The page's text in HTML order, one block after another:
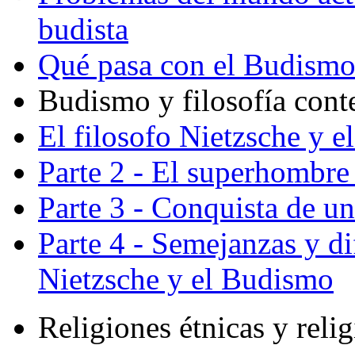
budista
Qué pasa con el
Budismo y filosofía
El filosofo Nietzsche y
Parte 2 - El
Parte 3 - Conquista de
Parte 4 - Semejanzas y
Nietzsche y el Budismo
Religiones étnicas y